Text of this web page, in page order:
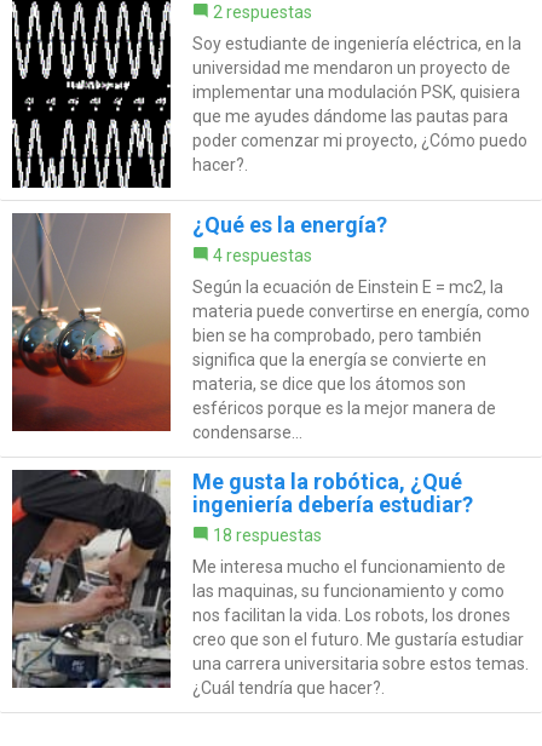
2 respuestas
Soy estudiante de ingeniería eléctrica, en la
universidad me mendaron un proyecto de
implementar una modulación PSK, quisiera
que me ayudes dándome las pautas para
poder comenzar mi proyecto, ¿Cómo puedo
hacer?.
¿Qué es la energía?
4 respuestas
Según la ecuación de Einstein E = mc2, la
materia puede convertirse en energía, como
bien se ha comprobado, pero también
significa que la energía se convierte en
materia, se dice que los átomos son
esféricos porque es la mejor manera de
condensarse...
Me gusta la robótica, ¿Qué
ingeniería debería estudiar?
18 respuestas
Me interesa mucho el funcionamiento de
las maquinas, su funcionamiento y como
nos facilitan la vida. Los robots, los drones
creo que son el futuro. Me gustaría estudiar
una carrera universitaria sobre estos temas.
¿Cuál tendría que hacer?.